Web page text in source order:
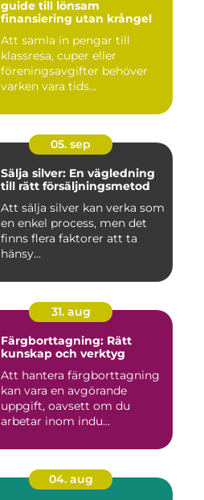
guide till lönsam
finansiering utan krångel
Att samla in pengar till
klassresa, cuper eller
föreningsavgifter behöver
varken vara tids...
05. sep
Sälja silver: En vägledning
till rätt försäljningsmetod
Att sälja silver kan verka som
en enkel process, men det
finns flera faktorer att ta
hänsy...
31. aug
Färgborttagning: Rätt
kunskap och verktyg
Att hantera färgborttagning
kan vara en avgörande
uppgift, oavsett om du
arbetar inom indu...
04. aug